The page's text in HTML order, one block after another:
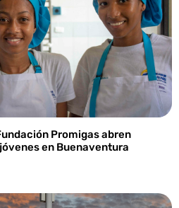
Promigas abren
en Buenaventura